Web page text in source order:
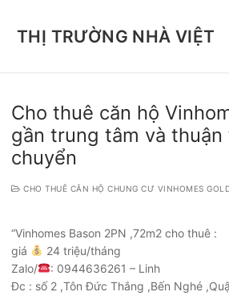
THỊ TRƯỜNG NHÀ VIỆT
Cho thuê căn hộ
gần trung tâm và thuận
chuyển
CHO THUÊ CĂN HỘ CHUNG CƯ VINHOMES
“Vinhomes Bason 2PN ,72m2 cho thuê :
giá
24 triệu/tháng
Zalo/
: 0944636261 – Linh
Đc : số 2 ,Tôn Đức Thắng ,Bến Nghé